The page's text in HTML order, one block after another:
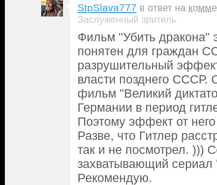
StpSlava777 в ответ на
Заслуженный зритель
Фильм "Убить дракона"
понятен для граждан
разрушительный
власти позднего СССР.
фильм "Великий
Германии в период
Поэтому эффект от
Разве, что Гитлер
так и не посмотрел. )))
захватывающий
Рекомендую.